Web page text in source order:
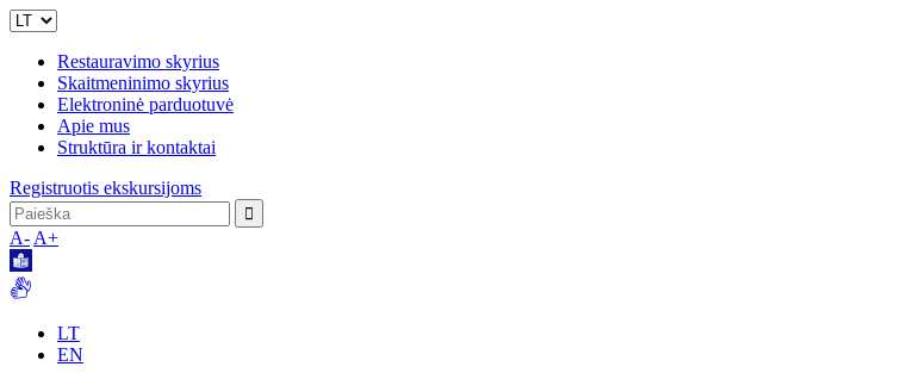
Restauravimo skyrius
Skaitmeninimo skyrius
Elektroninė parduotuvė
Apie mus
Struktūra ir kontaktai
Registruotis ekskursijoms
A- A+
LT
EN